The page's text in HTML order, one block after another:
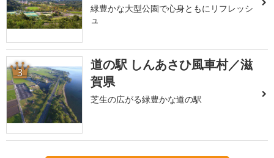
緑豊かな大型公園で心身ともにリフレッシ
ュ
3
道の駅 しんあさひ風車村／滋
賀県
芝生の広がる緑豊かな道の駅